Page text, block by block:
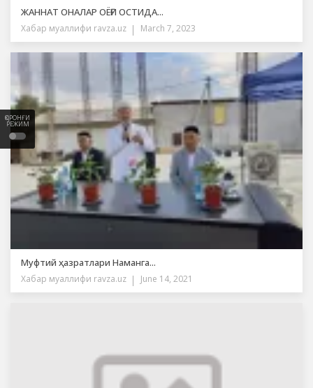
ҚОРОНҒИ
РЕЖИМ
ЖАННАТ ОНАЛАР ОЁҒИ ОСТИДА...
Хабар муаллифи ravza.uz March 7, 2023
Муфтий ҳазратлари Наманга...
Хабар муаллифи ravza.uz June 14, 2021